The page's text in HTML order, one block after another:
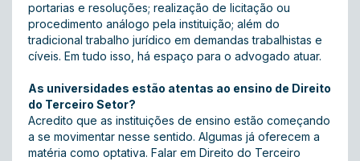
portarias e resoluções; realização de licitação ou
procedimento análogo pela instituição; além do
tradicional trabalho jurídico em demandas trabalhistas e
cíveis. Em tudo isso, há espaço para o advogado atuar.
As universidades estão atentas ao ensino de Direito
do Terceiro Setor?
Acredito que as instituições de ensino estão começando
a se movimentar nesse sentido. Algumas já oferecem a
matéria como optativa. Falar em Direito do Terceiro